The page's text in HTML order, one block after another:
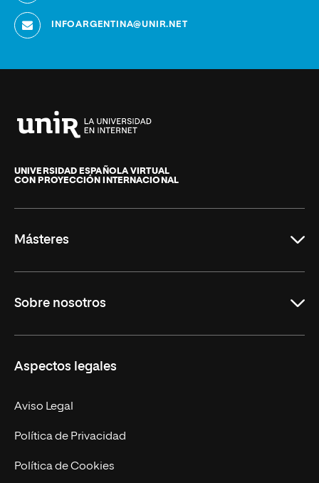
INFOARGENTINA@UNIR.NET
de
La
UNIVERSIDAD ESPAÑOLA VIRTUAL
CON PROYECCIÓN INTERNACIONAL
Másteres
Derecho
Empresa
MBA
Marketing y Comunicación
Ingeniería
Sobre nosotros
Nuestro Equipo
Contacto
Aspectos legales
Aviso Legal
Política de Privacidad
Política de Cookies